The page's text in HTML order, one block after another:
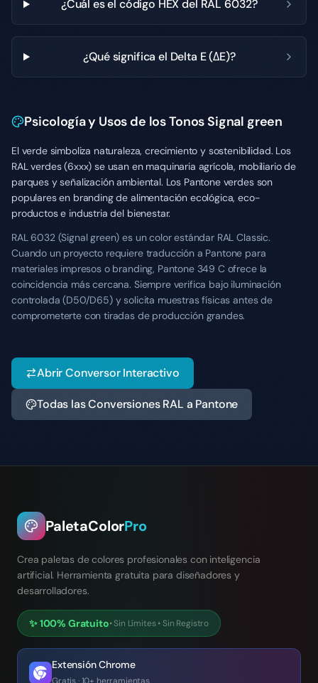
¿Cuál es el código HEX del RAL 6032?
¿Qué significa el Delta E (ΔE)?
Psicología y Usos de los Tonos Signal green
El verde simboliza naturaleza, crecimiento y sostenibilidad. Los
RAL verdes (6xxx) se usan en maquinaria agrícola, mobiliario de
parques y señalización ambiental. Los Pantone verdes son
populares en branding de alimentación ecológica, eco-
productos e industria del bienestar.
RAL 6032 (Signal green) es un color estándar RAL Classic.
Cuando un proyecto requiere traducción a Pantone para
materiales impresos o branding, Pantone 349 C ofrece la
coincidencia más cercana. Siempre verifica bajo iluminación
controlada (D50/D65) y solicita muestras físicas antes de
comprometerte con tiradas de producción grandes.
Abrir Conversor Interactivo
Todas las Conversiones RAL a Pantone
PaletaColorPro
Crea paletas de colores profesionales con inteligencia
artificial. Herramienta gratuita para diseñadores y
desarrolladores.
✨100% Gratuito•Sin Límites• Sin Registro
Extensión Chrome